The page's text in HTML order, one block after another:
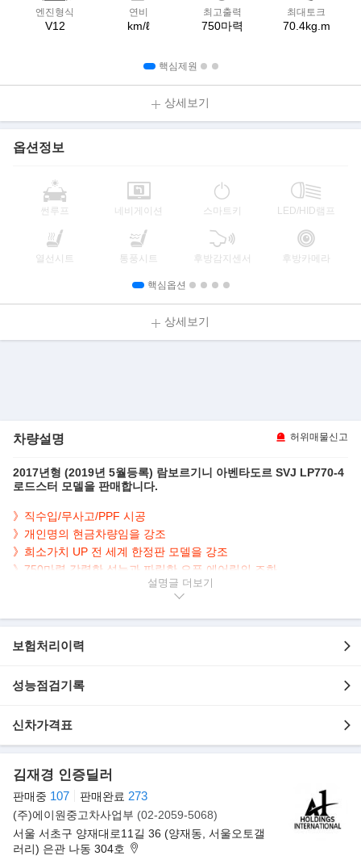
엔진형식
V12
연비
km/ℓ
최고출력
750마력
최대토크
70.4kg.m
핵심제원
상세보기
옵션정보
썬루프 네비게이션 스마트키 LED/HID램프
열선시트 통풍시트 후방감지센서 후방카메라
핵심옵션
상세보기
차량설명 허위매물신고
2017년형 (2019년 5월등록) 람보르기니 아벤타도르 SVJ LP770-4
로드스터 모델을 판매합니다.
》직수입/무사고/PPF 시공
》개인명의 현금차량임을 강조
》희소가치 UP 전 세계 한정판 모델을 강조
》750마력 강력한 성능과 짜릿한 오픈 에어링의 조화
- 직수입
- 현금차량
- 1,200km 실주행
- 블랙바디+스포츠시트
- 깔끔하게 관리된 실내/외
▶사고 이력 정보 보고서
설명글
보험처리이력
성능점검기록
신차가격표
김재경 인증딜러
판매중 107 판매완료 273
(주)에이원중고차사업부 (02-2059-5068)
서울 서초구 양재대로11길 36 (양재동, 서울오토갤
러리) 은관 나동 304호